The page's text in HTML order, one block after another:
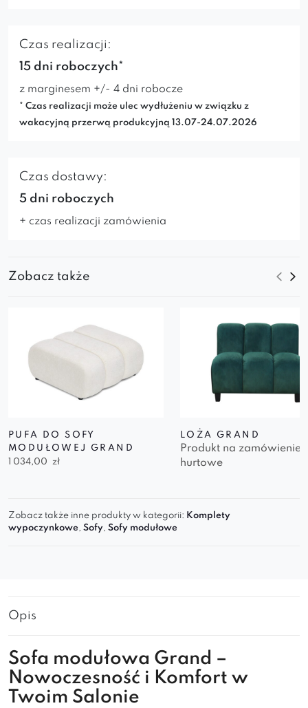
Czas realizacji:
15 dni roboczych*
z marginesem +/- 4 dni robocze
* Czas realizacji może ulec wydłużeniu w związku z
wakacyjną przerwą produkcyjną 13.07-24.07.2026
Czas dostawy:
5 dni roboczych
+ czas realizacji zamówienia
Zobacz także
PUFA DO SOFY
MODUŁOWEJ GRAND
1 034,00
zł
LOŻA GRAND
Produkt na zamówienie
hurtowe
Zobacz także inne produkty w kategorii: Komplety
wypoczynkowe, Sofy, Sofy modułowe
Opis
Sofa modułowa Grand –
Nowoczesność i Komfort w
Twoim Salonie